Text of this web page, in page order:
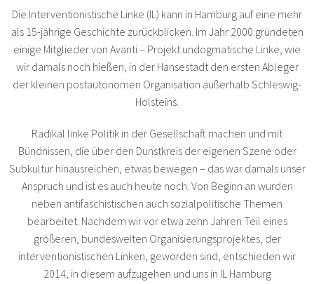
Die Interventionistische Linke (IL) kann in Hamburg auf eine mehr
als 15-jährige Geschichte zurückblicken. Im Jahr 2000 gründeten
einige Mitglieder von Avanti – Projekt undogmatische Linke, wie
wir damals noch hießen, in der Hansestadt den ersten Ableger
der kleinen postautonomen Organisation außerhalb Schleswig-
Holsteins.
Radikal linke Politik in der Gesellschaft machen und mit
Bündnissen, die über den Dunstkreis der eigenen Szene oder
Subkultur hinausreichen, etwas bewegen – das war damals unser
Anspruch und ist es auch heute noch. Von Beginn an wurden
neben antifaschistischen auch sozialpolitische Themen
bearbeitet. Nachdem wir vor etwa zehn Jahren Teil eines
größeren, bundesweiten Organisierungsprojektes, der
interventionistischen Linken, geworden sind, entschieden wir
2014, in diesem aufzugehen und uns in IL Hamburg